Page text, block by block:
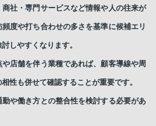
商社・専門サービスなど情報や人の往来が
度や打ち合わせの多さを基準に候補エリ
しやすくなります。
店舗を伴う業種であれば、顧客導線や周
性も併せて確認することが重要です。
勤や働き方との整合性を検討する必要があ